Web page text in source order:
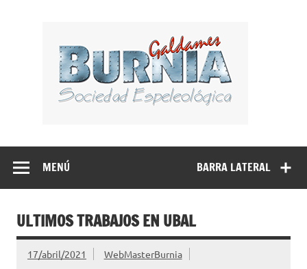
Espeleología Caving Encartaciones Bizkaia Galdames
Turtziotz -Trucios Karrantza – Carranza. Cueva, sima,
Leize, Kobazulo, CaveBARRA LATERAL
MENÚ
ULTIMOS TRABAJOS EN UBAL
17/abril/2021 WebMasterBurnia